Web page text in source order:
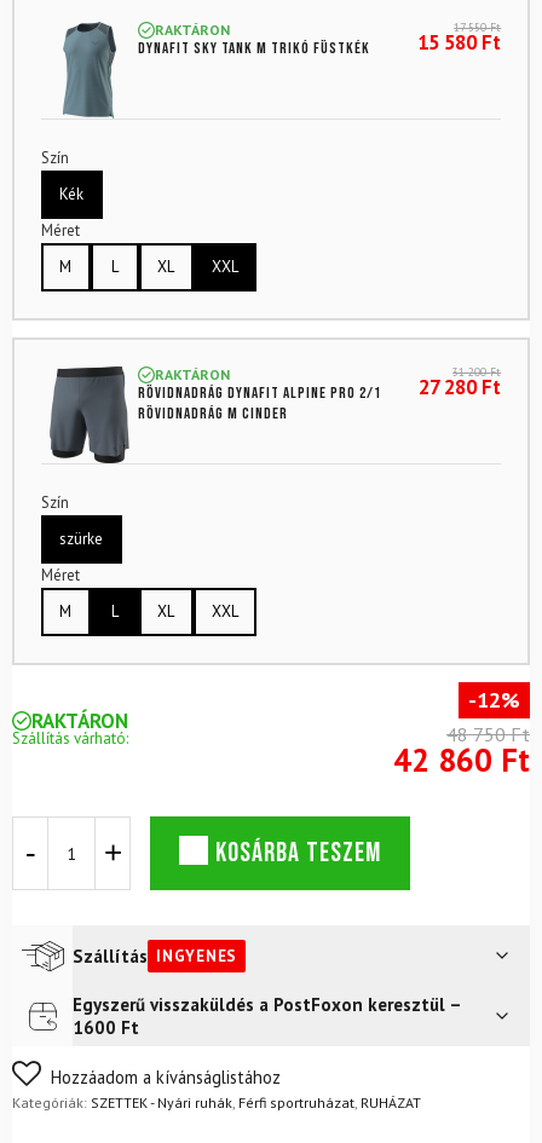
RAKTÁRON
DYNAFIT Sky Tank M trikó füstkék
17 550Ft
15 580Ft
Szín
Kék
Méret
M
L XL XXL
RAKTÁRON
Rövidnadrág DYNAFIT Alpine Pro 2/1
Rövidnadrág M Cinder
31 200Ft
27 280Ft
Szín
szürke
Méret
M
L XL XXL
RAKTÁRON
Szállítás várható:
-12%
48 750 Ft
42 860 Ft
Sky
Alpine
Pro
2/1
Rövidnadrág
Páncélkék
mennyiség
KOSÁRBA TESZEM
Szállítás INGYENES
Futár a címreIngyenes
FoxPost
Egyszerű visszaküldés a PostFoxon keresztül –
1600 Ft
Nem biztos a választásában? Semmi gond – a terméket
egyszerűen visszaküldheti 14 napon belül, indoklás nélkül.
Hozzáadom a kívánságlistához
Kategóriák: SZETTEK - Nyári ruhák, Férfi sportruházat, RUHÁZAT